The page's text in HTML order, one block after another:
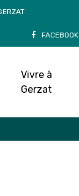
FACEBOOK
Vivre à
Gerzat